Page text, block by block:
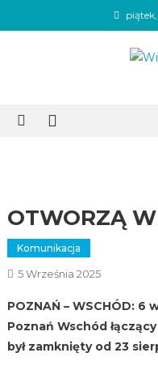
to
OTWORZĄ
Komunikacja
5 Września 2025
POZNAŃ – WSCHÓD:
Poznań Wschód
był zamknięty od 23